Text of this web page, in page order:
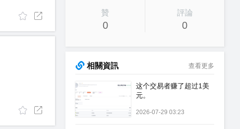
贊
0
評論
0
相關資訊 查看更多
这个交易者赚了超过1美
元。
2026-07-29 03:23